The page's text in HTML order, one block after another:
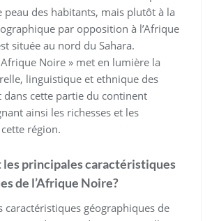
peau des habitants, mais plutôt à la
par opposition à l’Afrique
située au nord du Sahara.
Afrique Noire » met en lumière la
linguistique et ethnique des
dans cette partie du continent
ainsi les richesses et les
région.
les principales caractéristiques
de l’Afrique Noire?
caractéristiques géographiques de